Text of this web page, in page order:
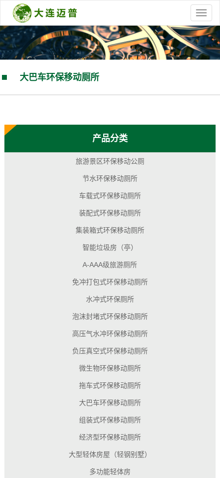
大巴车环保移动厕所
产品分类
旅游景区环保移动公厕
节水环保移动厕所
车载式环保移动厕所
装配式环保移动厕所
集装箱式环保移动厕所
智能垃圾房（亭）
A-AAA级旅游厕所
免冲打包式环保移动厕所
水冲式环保厕所
泡沫封堵式环保移动厕所
高压气水冲环保移动厕所
负压真空式环保移动厕所
微生物环保移动厕所
拖车式环保移动厕所
大巴车环保移动厕所
组装式环保移动厕所
经济型环保移动厕所
大型轻体房屋（轻钢别墅）
多功能轻体房